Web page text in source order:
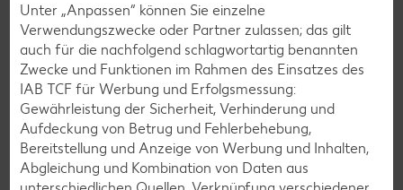
Glutenfreie Rezepte
Wer auf Gluten verzichtet, muss nicht automatisch auf
Vielfalt und Geschmack verzichten. Ob süß oder herzhaft –
mit unseren glutenfreien Rezepten zauberst du dir Gerichte,
die nicht nur verträglich, sondern auch richtig lecker sind.
Rezepte entdecken
Unter „Anpassen“ können Sie einzelne
Verwendungszwecke oder Partner zulassen; das gilt
auch für die nachfolgend schlagwortartig benannten
Zwecke und Funktionen im Rahmen des Einsatzes des
IAB TCF für Werbung und Erfolgsmessung:
Gewährleistung der Sicherheit, Verhinderung und
Aufdeckung von Betrug und Fehlerbehebung,
Bereitstellung und Anzeige von Werbung und Inhalten,
Abgleichung und Kombination von Daten aus